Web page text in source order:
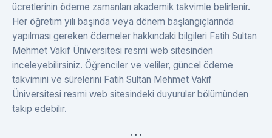
ücretlerinin ödeme zamanları akademik takvimle belirlenir.
Her öğretim yılı başında veya dönem başlangıçlarında
yapılması gereken ödemeler hakkındaki bilgileri Fatih Sultan
Mehmet Vakıf Üniversitesi resmi web sitesinden
inceleyebilirsiniz. Öğrenciler ve veliler, güncel ödeme
takvimini ve sürelerini Fatih Sultan Mehmet Vakıf
Üniversitesi resmi web sitesindeki duyurular bölümünden
takip edebilir.
. . .